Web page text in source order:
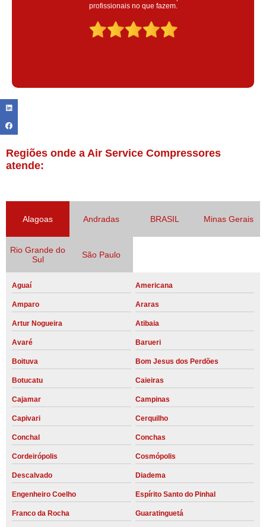
colaoradores educado e transparente, destaque para o colaborador
Claudinei excelente profissional!
Regiões onde a Air Service Compressores
atende:
Alagoas Andradas BRASIL Minas Gerais
Rio Grande do
Sul
São Paulo
Aguaí Americana
Amparo Araras
Artur Nogueira Atibaia
Avaré Barueri
Boituva Bom Jesus dos Perdões
Botucatu Caieiras
Cajamar Campinas
Capivari Cerquilho
Conchal Conchas
Cordeirópolis Cosmópolis
Descalvado Diadema
Engenheiro Coelho Espírito Santo do Pinhal
Franco da Rocha Guaratinguetá